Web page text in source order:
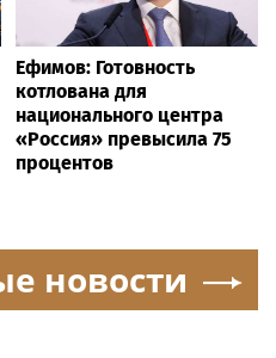
Ефимов: Готовность
котлована для
национального центра
«Россия» превысила 75
процентов
новости